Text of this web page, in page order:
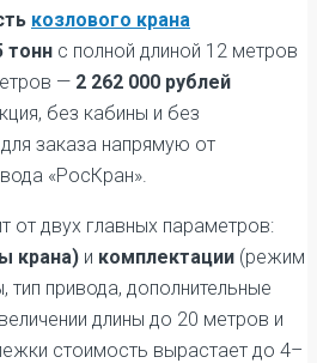
козлового крана
тонн с полной длиной 12 метров
— 2 262 000 рублей
без кабины и без
заказа напрямую от
«РосКран».
от двух главных параметров:
крана) и комплектации (режим
тип привода, дополнительные
длины до 20 метров и
стоимость вырастает до 4–